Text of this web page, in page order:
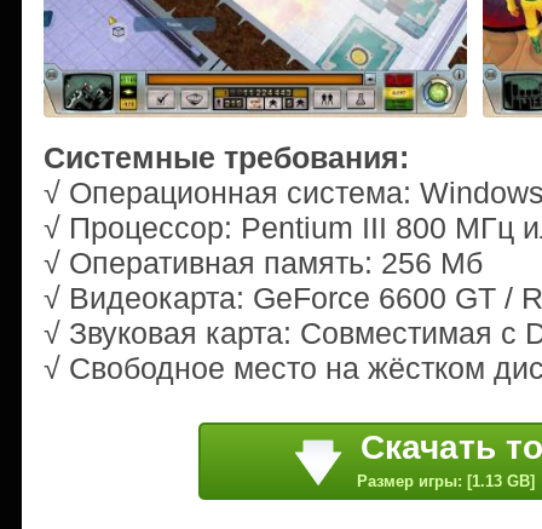
Системные требования:
√ Операционная система:
√ Процессор: Pentium III 800 МГц
√ Оперативная память: 256 Мб
√ Видеокарта: GeForce 6600 GT /
√ Звуковая карта: Совместимая с
√ Свободное место на жёстком
Скачать
Размер игры: [1.13 GB]